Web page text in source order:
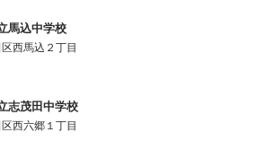
馬込中学校
西馬込２丁目
志茂田中学校
西六郷１丁目